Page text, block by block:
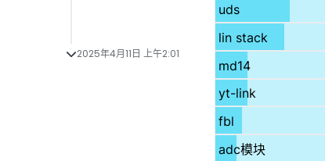
2025年4月11日 上午2:01
uds
lin stack
md14
yt-link
fbl
adc模块